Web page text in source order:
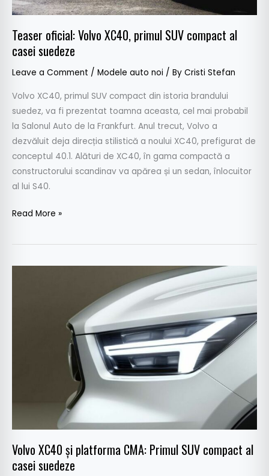
Teaser oficial: Volvo XC40, primul SUV compact al
casei suedeze
Leave a Comment / Modele auto noi / By Cristi Stefan
Volvo XC40, primul SUV compact din istoria brandului
suedez, va fi prezentat toamna aceasta, cel mai probabil
la Salonul Auto de la Frankfurt. Anul trecut, Volvo a
dezvăluit deja direcția stilistică a noului XC40, prefigurat de
conceptul 40.1. Alături de XC40, în gama compactă a
constructorului scandinav va apărea și un sedan, înlocuitor
al lui S40.
Read More »
Volvo XC40 și platforma CMA: Primul SUV compact al
casei suedeze